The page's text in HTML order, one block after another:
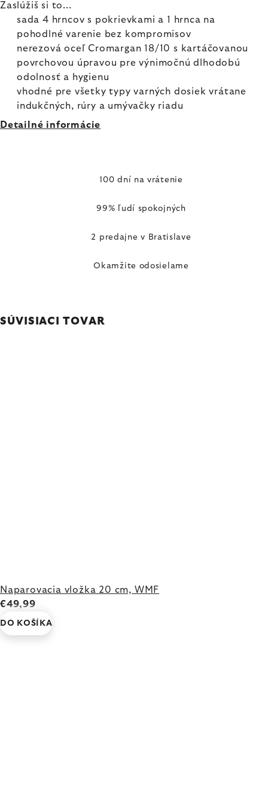
Zaslúžiš si to...
sada 4 hrncov s pokrievkami a 1 hrnca na
pohodlné varenie bez kompromisov
nerezová oceľ Cromargan 18/10 s kartáčovanou
povrchovou úpravou pre výnimočnú dlhodobú
odolnosť a hygienu
vhodné pre všetky typy varných dosiek vrátane
indukčných, rúry a umývačky riadu
Detailné informácie
100 dní na vrátenie
99% ľudí spokojných
2 predajne v Bratislave
Okamžite odosielame
SÚVISIACI TOVAR
Naparovacia vložka 20 cm, WMF
€49,99
DO KOŠÍKA